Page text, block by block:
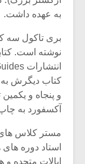
به عهده داشت.
بری تاکول سه
نوشته است.
کتاب دیگرش به
و پنجاه و
آکسفورد به
مستر کلاس های
استاد دوره